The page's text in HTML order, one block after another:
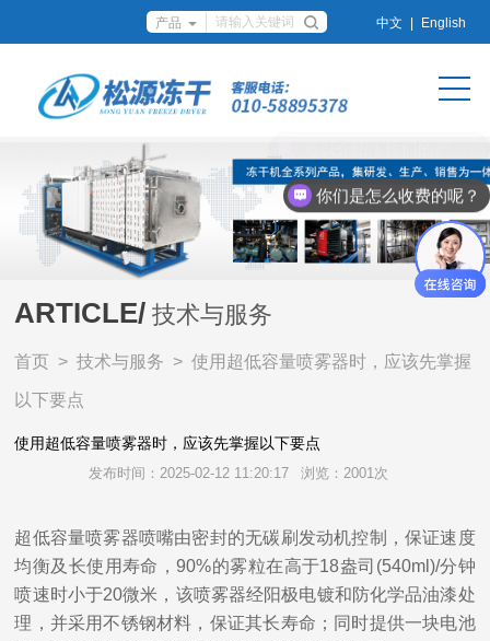
中文 English
ARTICLE/ 技术与服务
首页 >技术与服务 > 使用超低容量喷雾器时，应该先掌握
以下要点
使用超低容量喷雾器时，应该先掌握以下要点
发布时间：2025-02-12 11:20:17 浏览：2001次
超低容量喷雾器喷嘴由密封的无碳刷发动机控制，保证速度
均衡及长使用寿命，90%的雾粒在高于18盎司(540ml)/分钟
喷速时小于20微米，该喷雾器经阳极电镀和防化学品油漆处
理，并采用不锈钢材料，保证其长寿命；同时提供一块电池
你们是怎么收费的呢？